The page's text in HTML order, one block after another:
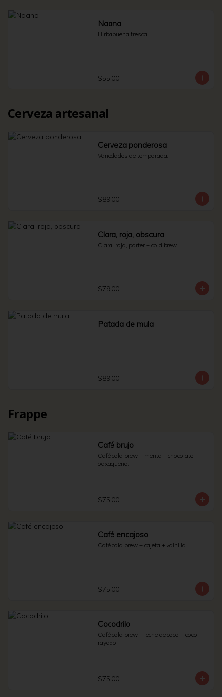
Naana
Hirbabuena fresca.
$55.00
Cerveza artesanal
Cerveza ponderosa
Variedades de temporada.
$89.00
Clara, roja, obscura
Clara, roja, porter + cold brew.
$79.00
Patada de mula
$89.00
Frappe
Café brujo
Café cold brew + menta + chocolate
oaxaqueño.
$75.00
Café encajoso
Café cold brew + cajeta + vainilla.
$75.00
Cocodrilo
Café cold brew + leche de coco + coco
rayado.
$75.00